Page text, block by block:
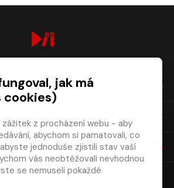
jak má
cookies)
z procházení webu - aby
abychom si pamatovali, co
jednoduše zjistili stav vaší
vás neobtěžovali nevhodnou
se nemuseli pokaždé